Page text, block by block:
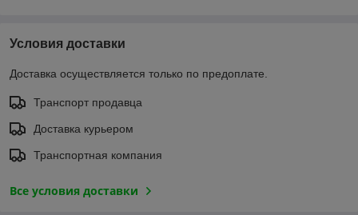
Условия доставки
Доставка осуществляется только по предоплате.
Транспорт продавца
Доставка курьером
Транспортная компания
Все условия доставки